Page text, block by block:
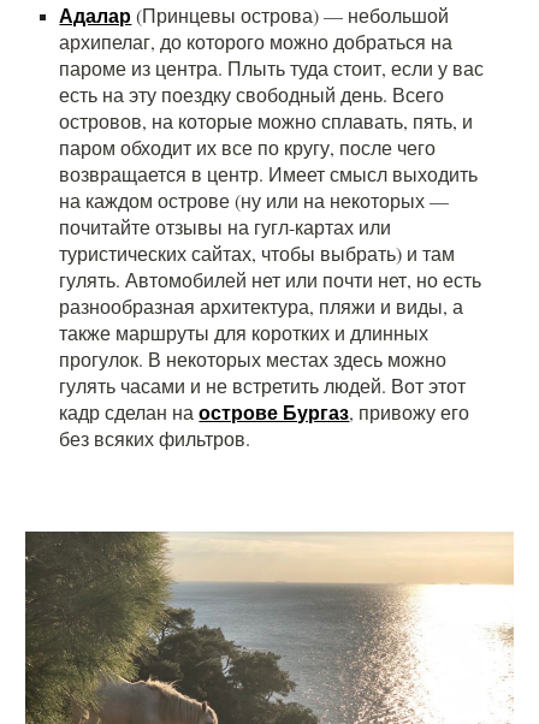
Адалар(Принцевы острова) — небольшой
архипелаг, до которого можно добраться на
пароме из центра. Плыть туда стоит, если у вас
есть на эту поездку свободный день. Всего
островов, на которые можно сплавать, пять, и
паром обходит их все по кругу, после чего
возвращается в центр. Имеет смысл выходить
на каждом острове (ну или на некоторых —
почитайте отзывы на гугл-картах или
туристических сайтах, чтобы выбрать) и там
гулять. Автомобилей нет или почти нет, но есть
разнообразная архитектура, пляжи и виды, а
также маршруты для коротких и длинных
прогулок. В некоторых местах здесь можно
гулять часами и не встретить людей. Вот этот
кадр сделан на острове Бургаз, привожу его
без всяких фильтров.